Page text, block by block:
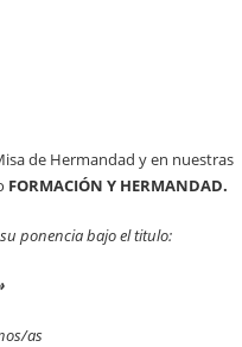
de Hermandad y en nuestras
FORMACIÓN Y HERMANDAD.
ponencia bajo el titulo:
as